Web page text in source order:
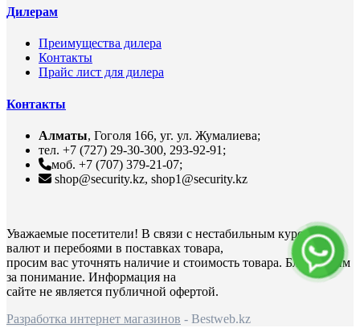
Дилерам
Преимущества дилера
Контакты
Прайс лист для дилера
Контакты
Алматы, Гоголя 166, уг. ул. Жумалиева;
тел. +7 (727) 29-30-300, 293-92-91;
моб. +7 (707) 379-21-07;
shop@security.kz, shop1@security.kz
Уважаемые посетители! В связи с нестабильным курсом
валют и перебоями в поставках товара,
просим вас уточнять наличие и стоимость товара. Благодарим
за понимание. Информация на
сайте не является публичной офертой.
Разработка интернет магазинов - Bestweb.kz